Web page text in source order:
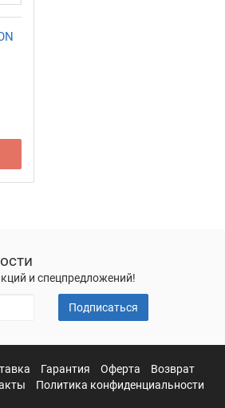
и спецпредложений!
Подписаться
Гарантия Оферта
Возврат
Политика конфиденциальности